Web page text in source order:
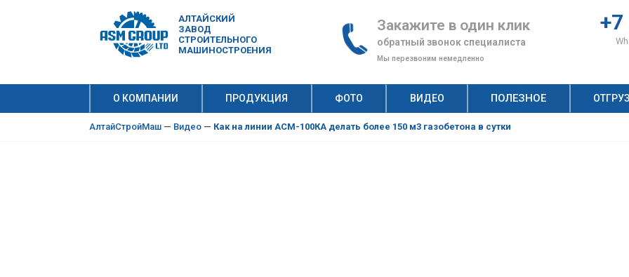
АЛТАЙСКИЙ
ЗАВОД
СТРОИТЕЛЬНОГО
МАШИНОСТРОЕНИЯ
Закажите в один клик
обратный звонок специалиста
Мы перезвоним немедленно
О КОМПАНИИ ПРОДУКЦИЯ ФОТО ВИДЕО ПОЛЕЗНОЕ
АлтайСтройМаш — Видео — Как на линии АСМ-100КА делать более 150 м3 газобетона в сутки